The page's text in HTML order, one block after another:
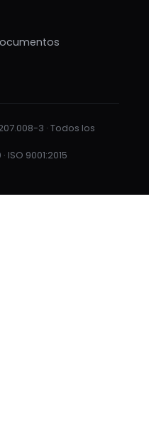
3 · Todos los
ISO 9001:2015